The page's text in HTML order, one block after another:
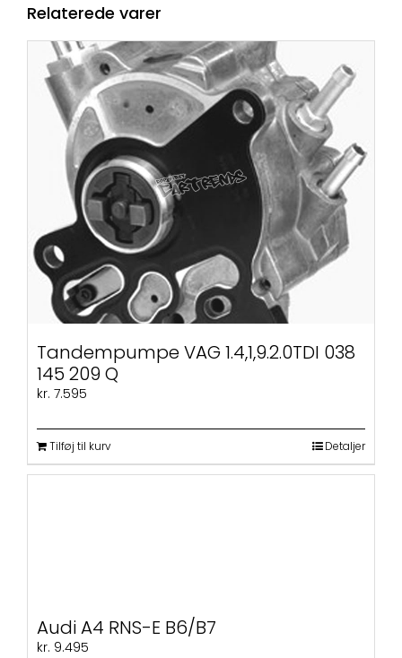
Relaterede varer
Tandempumpe VAG 1.4,1,9.2.0TDI 038
145 209 Q
kr. 7.595
Tilføj til kurv Detaljer
Audi A4 RNS-E B6/B7
kr. 9.495